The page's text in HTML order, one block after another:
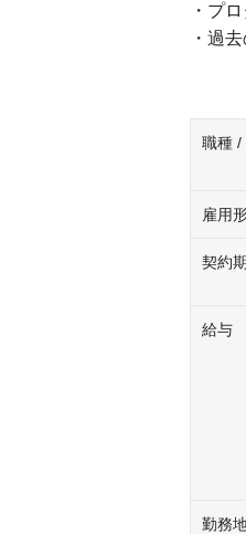
・プ
・過
職種 /
雇用
契約
給与
勤務